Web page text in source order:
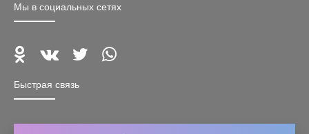
Мы в социальных сетях
Быстрая связь